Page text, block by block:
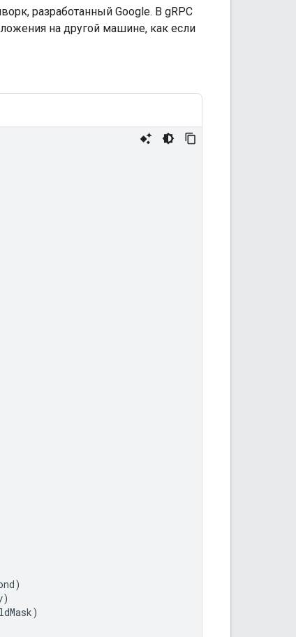
разработанный Google. В gRPC
на другой машине, как если
)
)
)